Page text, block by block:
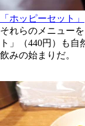
「ホッピーセット」
それらのメニュー
ト」（440円）も
飲みの始まりだ。